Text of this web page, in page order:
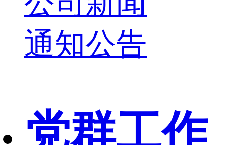
通知公告
党群工作